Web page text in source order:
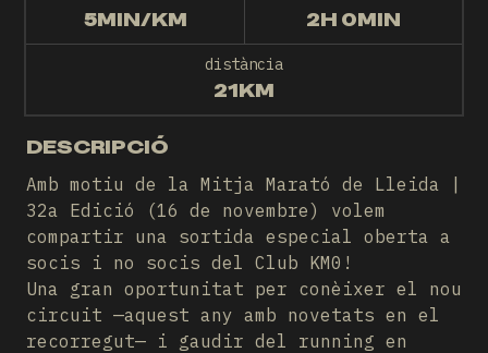
5MIN/KM 2H 0MIN
distància
21KM
DESCRIPCIÓ
Amb motiu de la Mitja Marató de Lleida |
32a Edició (16 de novembre) volem
compartir una sortida especial oberta a
socis i no socis del Club KM0!
Una gran oportunitat per conèixer el nou
circuit —aquest any amb novetats en el
recorregut— i gaudir del running en